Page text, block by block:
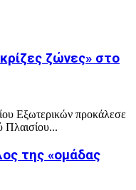
ζώνες» στο
Εξωτερικών προκάλεσε
Πλαισίου...
της «ομάδας